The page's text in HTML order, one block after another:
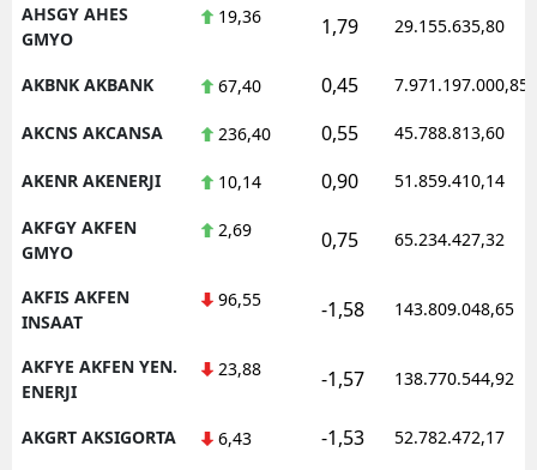
AHSGY AHES
GMYO
19,36 1,79 29.155.635,80
AKBNK AKBANK 67,40 0,45 7.971.197.000,85
AKCNS AKCANSA 236,40 0,55 45.788.813,60
AKENR AKENERJI 10,14 0,90 51.859.410,14
AKFGY AKFEN
GMYO
2,69 0,75 65.234.427,32
AKFIS AKFEN
INSAAT
96,55 -1,58 143.809.048,65
AKFYE AKFEN YEN.
ENERJI
23,88 -1,57 138.770.544,92
AKGRT AKSIGORTA 6,43 -1,53 52.782.472,17